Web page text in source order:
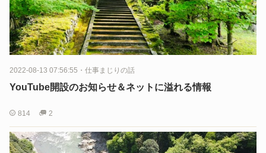
2022-08-13 07:56:55 ・ 仕事まじりの話
YouTube開設のお知らせ＆ネットに溢れる情報
814 2